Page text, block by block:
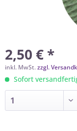
2,50 € *
inkl. MwSt.zzgl.
Sofort